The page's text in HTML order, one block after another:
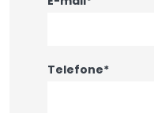
Telefone*